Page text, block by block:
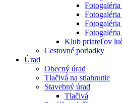
Klub priateľov
Cestovné poriadky
Úrad
Obecný úrad
Tlačivá na stiahnutie
Stavebný úrad
Tlačivá